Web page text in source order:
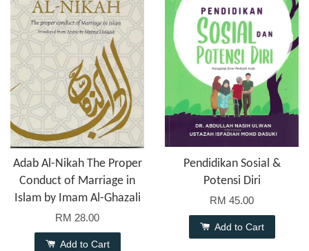
Adab Al-Nikah The Proper
Conduct of Marriage in
Islam by Imam Al-Ghazali
RM 28.00
Add to Cart
Pendidikan Sosial &
Potensi Diri
RM 45.00
Add to Cart